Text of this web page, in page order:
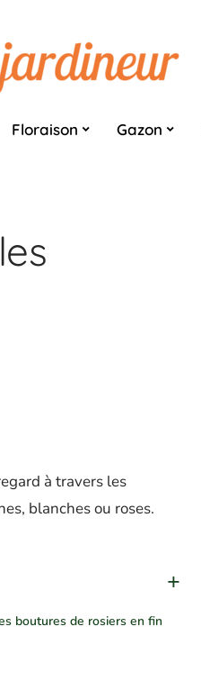
Floraison Gazon
à travers les
blanches ou roses.
boutures de rosiers en fin